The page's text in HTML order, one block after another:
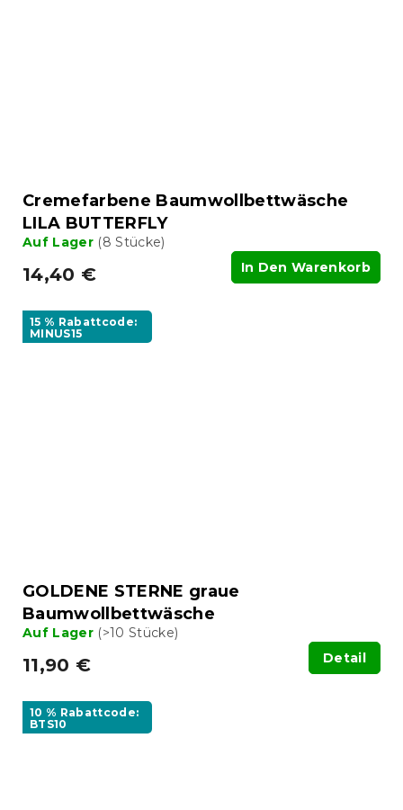
Cremefarbene Baumwollbettwäsche
LILA BUTTERFLY
Auf Lager (8 Stücke)
14,40 € In Den Warenkorb
15 % Rabattcode:
MINUS15
GOLDENE STERNE graue
Baumwollbettwäsche
Auf Lager (>10 Stücke)
11,90 € Detail
10 % Rabattcode:
BTS10